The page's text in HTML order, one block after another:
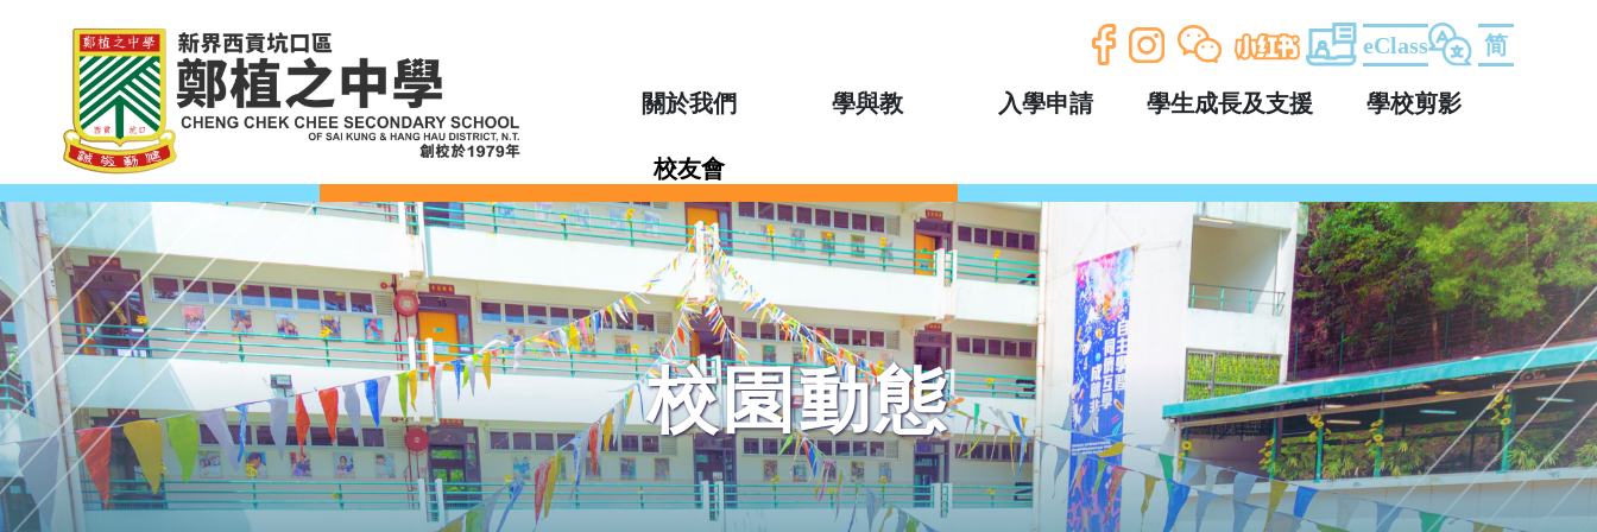
eClass 简
關於我們 學與教 入學申請 學生成長及支援 學校剪影
校友會
校園動態